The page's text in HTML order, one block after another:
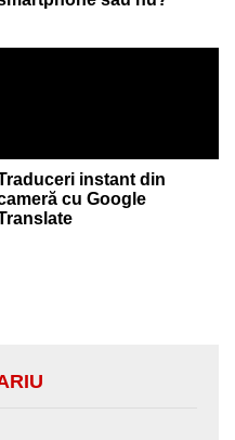
instant din
cu Google